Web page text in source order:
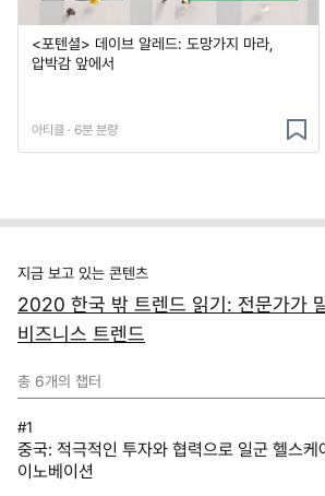
<포텐셜> 데이브 알레드: 도망가지 마라,
압박감 앞에서
아티클 · 6분 분량
지금 보고 있는 콘텐츠
2020 한국 밖 트렌드 읽기: 전문가가
비즈니스 트렌드
총 6개의 챕터
#1
중국: 적극적인 투자와 협력으로 일군 헬스케
이노베이션